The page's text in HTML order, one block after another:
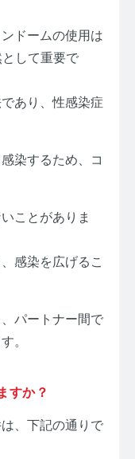
ドームの使用は
して重要で
あり、性感染症
染するため、コ
ことがありま
感染を広げるこ
パートナー間で
。
すか？
、下記の通りで